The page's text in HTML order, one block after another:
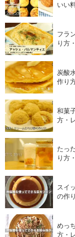
いい
フラ
り方
炭酸
作り
和菓
方・
たっ
り方
スイ
の作
めっ
方・